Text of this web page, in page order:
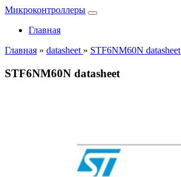
Микроконтроллеры
Главная
Главная » datasheet » STF6NM60N datasheet
STF6NM60N datasheet